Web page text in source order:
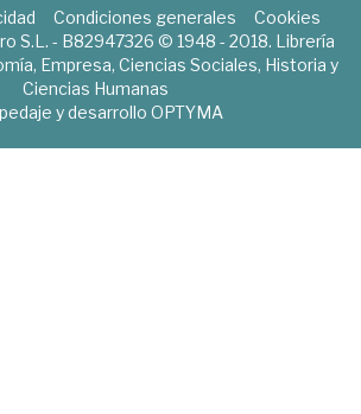
Condiciones generales
Cookies
S.L. - B82947326 © 1948 - 2018. Librería
Empresa, Ciencias Sociales, Historia y
Ciencias Humanas
y desarrollo OPTYMA